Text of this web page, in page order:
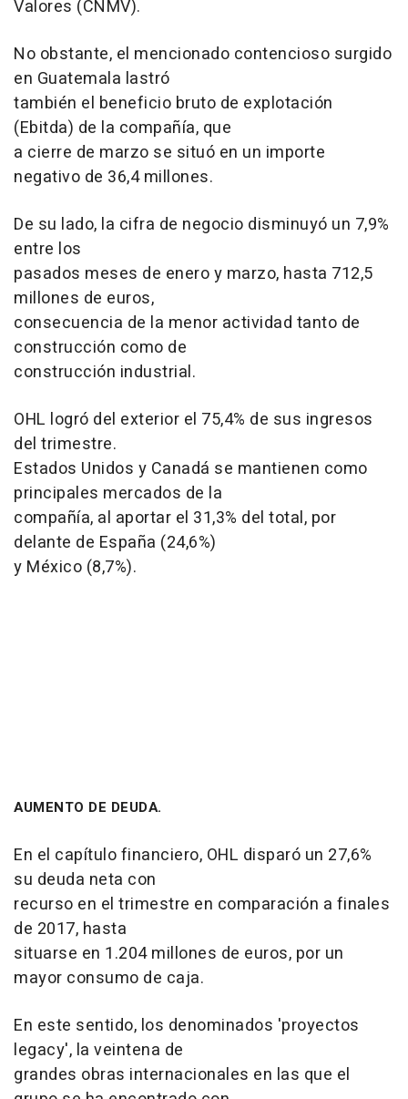
Valores (CNMV).
No obstante, el mencionado contencioso surgido
en Guatemala lastró
también el beneficio bruto de explotación
(Ebitda) de la compañía, que
a cierre de marzo se situó en un importe
negativo de 36,4 millones.
De su lado, la cifra de negocio disminuyó un 7,9%
entre los
pasados meses de enero y marzo, hasta 712,5
millones de euros,
consecuencia de la menor actividad tanto de
construcción como de
construcción industrial.
OHL logró del exterior el 75,4% de sus ingresos
del trimestre.
Estados Unidos y Canadá se mantienen como
principales mercados de la
compañía, al aportar el 31,3% del total, por
delante de España (24,6%)
y México (8,7%).
AUMENTO DE DEUDA.
En el capítulo financiero, OHL disparó un 27,6%
su deuda neta con
recurso en el trimestre en comparación a finales
de 2017, hasta
situarse en 1.204 millones de euros, por un
mayor consumo de caja.
En este sentido, los denominados 'proyectos
legacy', la veintena de
grandes obras internacionales en las que el